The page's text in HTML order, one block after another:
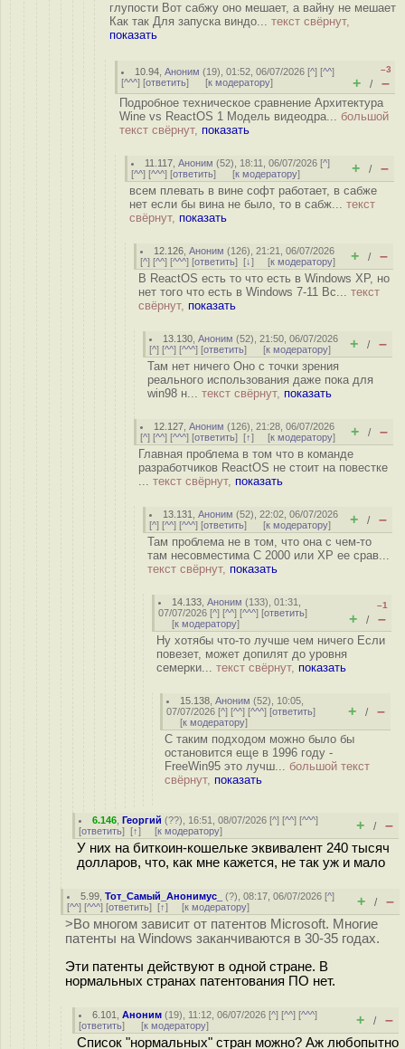
глупости Вот сабжу оно мешает, а вайну не мешает
Как так Для запуска виндо... текст свёрнут,
показать
10.94 ,Аноним (19), 01:52, 06/07/2026 [^] [^^]
[^^^] [ответить] [к модератору]
–3
+ / –
Подробное техническое сравнение Архитектура
Wine vs ReactOS 1 Модель видеодра... большой
текст свёрнут, показать
11.117 ,Аноним (52), 18:11, 06/07/2026 [^]
[^^] [^^^] [ответить] [к модератору] + / –
всем плевать в вине софт работает, в сабже
нет если бы вина не было, то в сабж... текст
свёрнут, показать
12.126 ,Аноним (126), 21:21, 06/07/2026
[^] [^^] [^^^] [ответить] [↓] [к модератору] + / –
В ReactOS есть то что есть в Windows XP, но
нет того что есть в Windows 7-11 Вс... текст
свёрнут, показать
13.130 ,Аноним (52), 21:50, 06/07/2026
[^] [^^] [^^^] [ответить] [к модератору] + / –
Там нет ничего Оно с точки зрения
реального использования даже пока для
win98 н... текст свёрнут, показать
12.127 ,Аноним (126), 21:28, 06/07/2026
[^] [^^] [^^^] [ответить] [↑] [к модератору] + / –
Главная проблема в том что в команде
разработчиков ReactOS не стоит на повестке
... текст свёрнут, показать
13.131 ,Аноним (52), 22:02, 06/07/2026
[^] [^^] [^^^] [ответить] [к модератору] + / –
Там проблема не в том, что она с чем-то
там несовместима С 2000 или ХР ее срав...
текст свёрнут, показать
14.133 ,Аноним (133), 01:31,
07/07/2026 [^] [^^] [^^^] [ответить]
[к модератору]
–1
+ / –
Ну хотябы что-то лучше чем ничего Если
повезет, может допилят до уровня
семерки... текст свёрнут, показать
15.138 ,Аноним (52), 10:05,
07/07/2026 [^] [^^] [^^^] [ответить]
[к модератору]
+ / –
С таким подходом можно было бы
остановится еще в 1996 году -
FreeWin95 это лучш... большой текст
свёрнут, показать
6.146 ,Георгий (??), 16:51, 08/07/2026 [^] [^^] [^^^]
[ответить] [↑] [к модератору] + / –
У них на биткоин-кошельке эквивалент 240 тысяч
долларов, что, как мне кажется, не так уж и мало
5.99 ,Тот_Самый_Анонимус_ (?), 08:17, 06/07/2026 [^]
[^^] [^^^] [ответить] [↑] [к модератору] + / –
>Во многом зависит от патентов Microsoft. Многие
патенты на Windows заканчиваются в 30-35 годах.
Эти патенты действуют в одной стране. В
нормальных странах патентования ПО нет.
6.101 ,Аноним (19), 11:12, 06/07/2026 [^] [^^] [^^^]
[ответить] [к модератору] + / –
Список "нормальных" стран можно? Аж любопытно